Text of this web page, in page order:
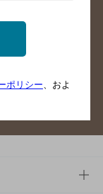
方法のご案内
ポリシー 、およ